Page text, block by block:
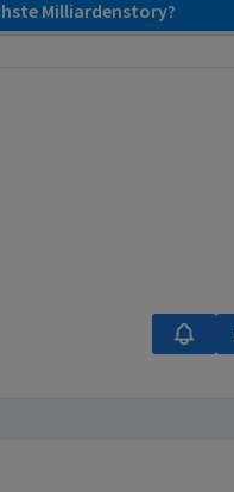
Milliardenstory?